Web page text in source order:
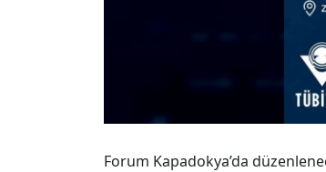
Forum Kapadokya’da